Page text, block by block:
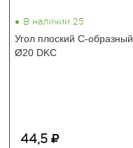
• В наличии 25
Угол плоский C-образный
Ø20 DKC
44,5